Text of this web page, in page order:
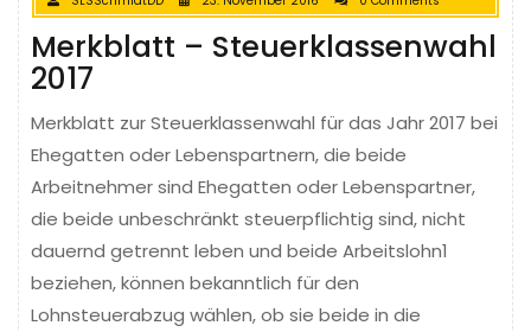
Merkblatt – Steuerklassenwahl
2017
Merkblatt zur Steuerklassenwahl für das Jahr 2017 bei
Ehegatten oder Lebenspartnern, die beide
Arbeitnehmer sind Ehegatten oder Lebenspartner,
die beide unbeschränkt steuerpflichtig sind, nicht
dauernd getrennt leben und beide Arbeitslohn1
beziehen, können bekanntlich für den
Lohnsteuerabzug wählen, ob sie beide in die